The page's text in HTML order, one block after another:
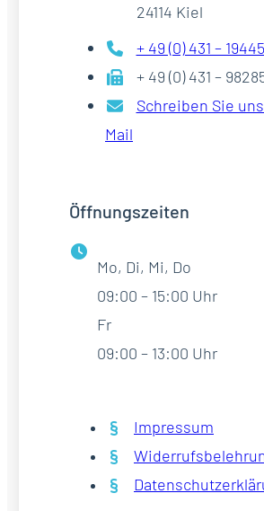
24114 Kiel
+ 49 (0) 431 – 19445
+ 49 (0) 431 –
Schreiben Sie
Mail
Öffnungszeiten
Mo, Di, Mi, Do
09:00 – 15:00 Uhr
Fr
09:00 – 13:00 Uhr
Impressum